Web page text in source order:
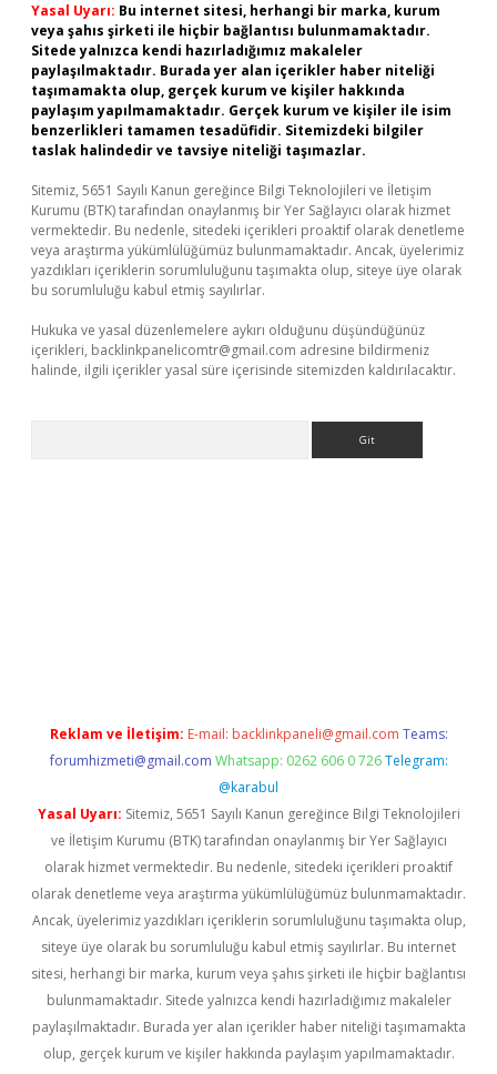
Yasal Uyarı: Bu internet sitesi, herhangi bir marka, kurum
veya şahıs şirketi ile hiçbir bağlantısı bulunmamaktadır.
Sitede yalnızca kendi hazırladığımız makaleler
paylaşılmaktadır. Burada yer alan içerikler haber niteliği
taşımamakta olup, gerçek kurum ve kişiler hakkında
paylaşım yapılmamaktadır. Gerçek kurum ve kişiler ile isim
benzerlikleri tamamen tesadüfidir. Sitemizdeki bilgiler
taslak halindedir ve tavsiye niteliği taşımazlar.
Sitemiz, 5651 Sayılı Kanun gereğince Bilgi Teknolojileri ve İletişim
Kurumu (BTK) tarafından onaylanmış bir Yer Sağlayıcı olarak hizmet
vermektedir. Bu nedenle, sitedeki içerikleri proaktif olarak denetleme
veya araştırma yükümlülüğümüz bulunmamaktadır. Ancak, üyelerimiz
yazdıkları içeriklerin sorumluluğunu taşımakta olup, siteye üye olarak
bu sorumluluğu kabul etmiş sayılırlar.
Hukuka ve yasal düzenlemelere aykırı olduğunu düşündüğünüz
içerikleri, backlinkpanelicomtr@gmail.com adresine bildirmeniz
halinde, ilgili içerikler yasal süre içerisinde sitemizden kaldırılacaktır.
Reklam ve İletişim: E-mail: backlinkpaneli@gmail.com Teams:
forumhizmeti@gmail.com Whatsapp: 0262 606 0 726 Telegram:
@karabul
Yasal Uyarı: Sitemiz, 5651 Sayılı Kanun gereğince Bilgi Teknolojileri
ve İletişim Kurumu (BTK) tarafından onaylanmış bir Yer Sağlayıcı
olarak hizmet vermektedir. Bu nedenle, sitedeki içerikleri proaktif
olarak denetleme veya araştırma yükümlülüğümüz bulunmamaktadır.
Ancak, üyelerimiz yazdıkları içeriklerin sorumluluğunu taşımakta olup,
siteye üye olarak bu sorumluluğu kabul etmiş sayılırlar. Bu internet
sitesi, herhangi bir marka, kurum veya şahıs şirketi ile hiçbir bağlantısı
bulunmamaktadır. Sitede yalnızca kendi hazırladığımız makaleler
paylaşılmaktadır. Burada yer alan içerikler haber niteliği taşımamakta
olup, gerçek kurum ve kişiler hakkında paylaşım yapılmamaktadır.